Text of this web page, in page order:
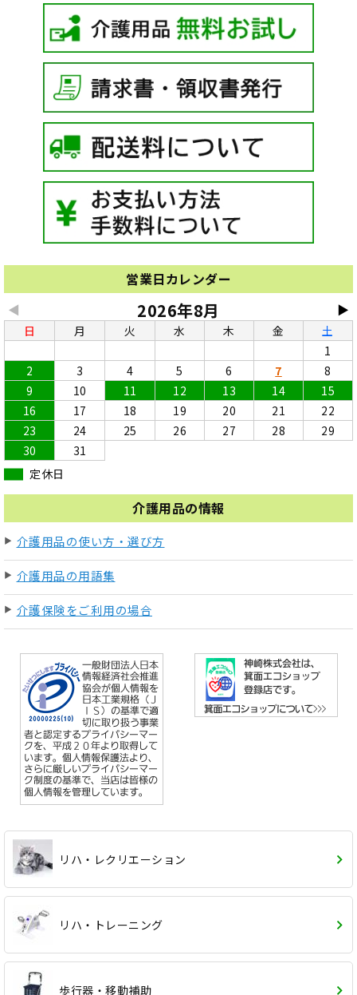
営業日カレンダー
◀ ▶
2026年8月
日 月 火 水 木 金
土
1
2
3 4 5 6 7
8
9
10 11 12 13 14
15
16
17 18 19 20 21
22
23
24 25 26 27 28
29
30
31
定休日
介護用品の情報
介護用品の使い方・選び方
介護用品の用語集
介護保険をご利用の場合
リハ・レクリエーション
リハ・トレーニング
歩行器・移動補助